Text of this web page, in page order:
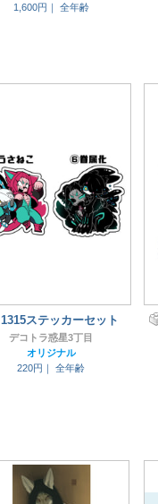
1,600円｜
全年齢
1315ステッカーセット
デコトラ惑星3丁目
オリジナル
220円｜
全年齢